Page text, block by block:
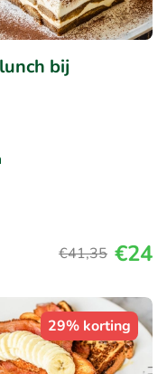
bij
€41,35 €24
29% korting